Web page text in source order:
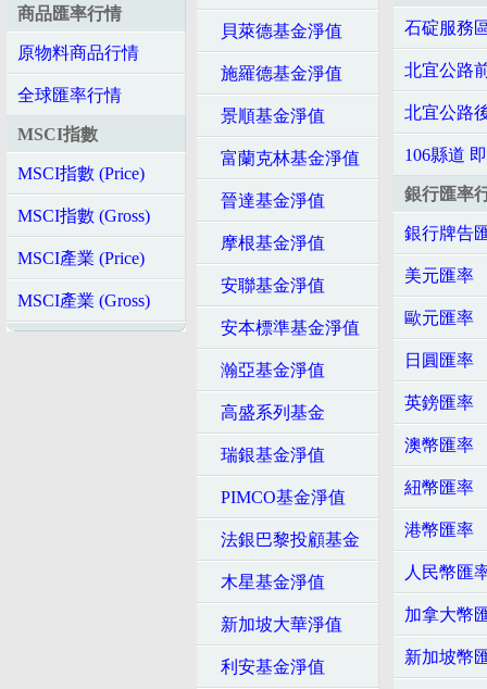
商品匯率行情
原物料商品行情
全球匯率行情
MSCI指數
MSCI指數 (Price)
MSCI指數 (Gross)
MSCI產業 (Price)
MSCI產業 (Gross)
貝萊德基金淨值
施羅德基金淨值
景順基金淨值
富蘭克林基金淨值
晉達基金淨值
摩根基金淨值
安聯基金淨值
安本標準基金淨值
瀚亞基金淨值
高盛系列基金
瑞銀基金淨值
PIMCO基金淨值
法銀巴黎投顧基金
木星基金淨值
新加坡大華淨值
利安基金淨值
石碇服務
北宜公路
北宜公路
106縣道
銀行匯率
銀行牌告
美元匯率
歐元匯率
日圓匯率
英鎊匯率
澳幣匯率
紐幣匯率
港幣匯率
人民幣匯
加拿大幣
新加坡幣